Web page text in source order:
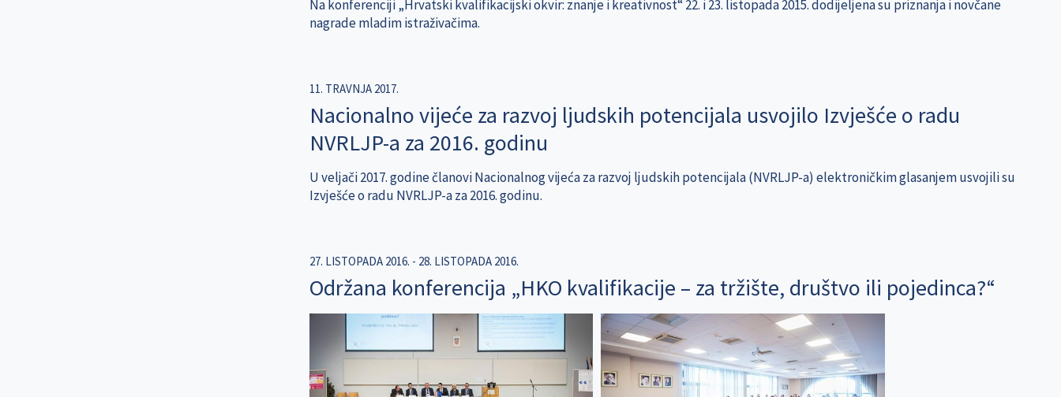
Na konferenciji „Hrvatski kvalifikacijski okvir: znanje i kreativnost“ 22. i 23. listopada 2015. dodijeljena su priznanja i novčane
nagrade mladim istraživačima.
11. TRAVNJA 2017.
Nacionalno vijeće za razvoj ljudskih potencijala usvojilo Izvješće o radu
NVRLJP-a za 2016. godinu
U veljači 2017. godine članovi Nacionalnog vijeća za razvoj ljudskih potencijala (NVRLJP-a) elektroničkim glasanjem usvojili su
Izvješće o radu NVRLJP-a za 2016. godinu.
27. LISTOPADA 2016. - 28. LISTOPADA 2016.
Održana konferencija „HKO kvalifikacije – za tržište, društvo ili pojedinca?“